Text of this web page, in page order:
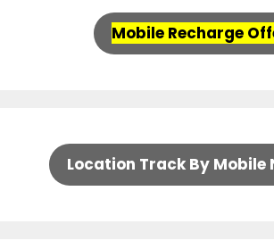
Mobile Recharge
Location Track By Mobile